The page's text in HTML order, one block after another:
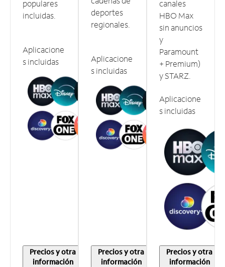
populares
incluidas.
Aplicacione
s incluidas
Precios y otra
información
deportes
regionales.
Aplicacione
s incluidas
Precios y otra
información
canales
HBO Max
sin anuncios
y
Paramount
+ Premium)
y STARZ.
Aplicacione
s incluidas
Precios y otra
información